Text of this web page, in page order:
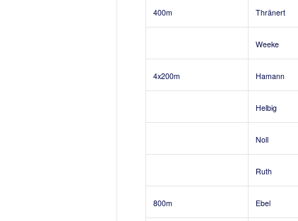
400m Thränert
Weeke
4x200m Hamann
Helbig
Noll
Ruth
800m Ebel